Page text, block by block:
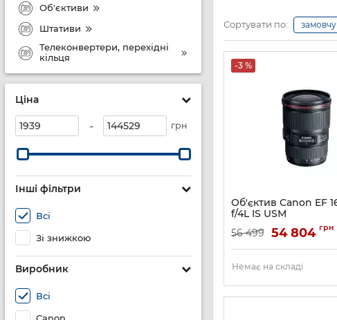
Об'єктиви
Штативи
Телеконвертери, перехідні
кільця
Ціна
- грн
Інші фільтри
Всі
Зі знижкою
Виробник
Всі
Сортувати по:
-3 %
Об'єктив Canon EF
f/4L IS USM
Артикул: 9518B005
56 499 54 804 грн
Немає на складі